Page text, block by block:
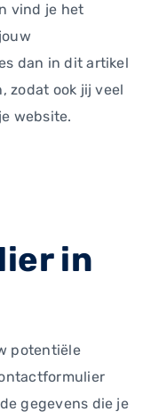
vind je het
dan in dit artikel
zodat ook jij veel
website.
in
potentiële
gegevens die je